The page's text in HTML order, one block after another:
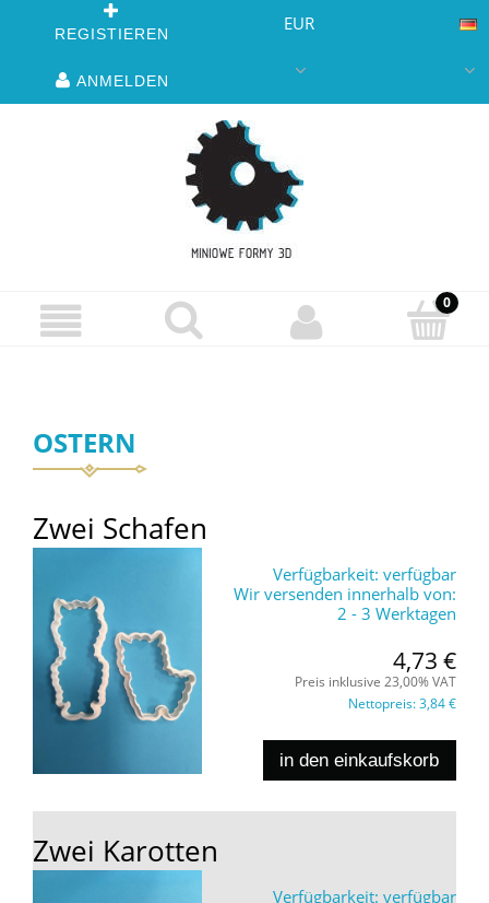
REGISTIEREN
ANMELDEN
EUR
OSTERN
Zwei Schafen
Verfügbarkeit: verfügbar
Wir versenden innerhalb von:
2 - 3 Werktagen
4,73 €
Preis inklusive 23,00% VAT
Nettopreis:3,84 €
in den einkaufskorb
Zwei Karotten
Verfügbarkeit: verfügbar